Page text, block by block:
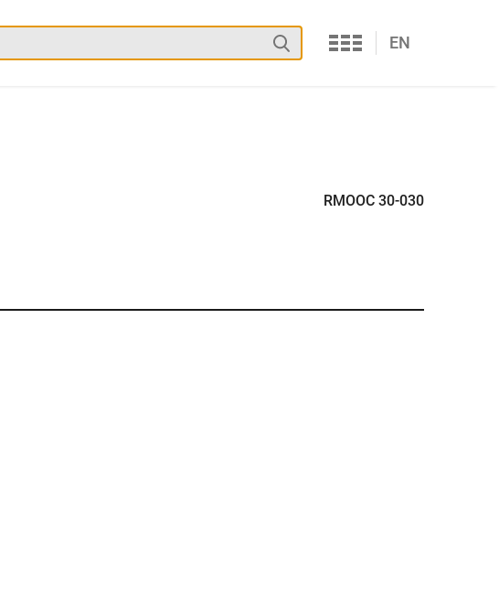
Suchen
Services
EN
RMOOC 30-030